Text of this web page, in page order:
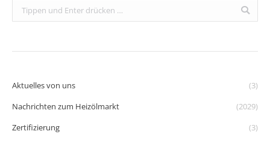
Search:
Aktuelles von uns
(3)
Nachrichten zum Heizölmarkt
(2029)
Zertifizierung
(3)